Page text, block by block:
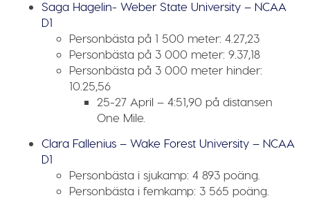
Saga Hagelin- Weber State University – NCAA
D1
Personbästa på 1 500 meter:4.27,23
Personbästa på 3 000 meter:9.37,18
Personbästa på 3 000 meter hinder:
10.25,56
25-27 April – 4:51,90 på distansen
One Mile.
Clara Fallenius – Wake Forest University – NCAA
D1
Personbästa i sjukamp:4 893 poäng.
Personbästa i femkamp: 3 565 poäng.